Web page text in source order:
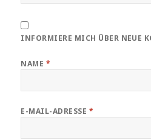
INFORMIERE MICH ÜBER NEUE
NAME *
E-MAIL-ADRESSE *